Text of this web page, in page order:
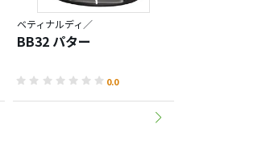
ベティナルディ／
BB32 パター
0.0